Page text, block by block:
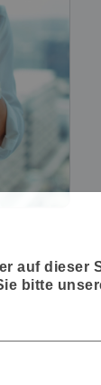
auf dieser
bitte